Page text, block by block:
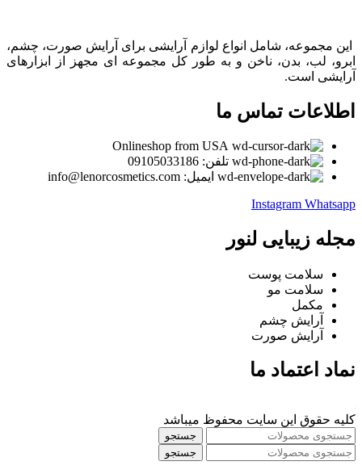
این مجموعه، شامل انواع لوازم آرایشی برای آرایش صورت، چشم،
ابرو، لب، بدن، ناخن و به طور کل مجموعه ای مجهز از ابزارهای
آرایشی است.
اطلاعات تماس ما
Onlineshop from USA
تلفن: 09105033186
ایمیل: info@lenorcosmetics.com
Instagram Whatsapp
مجله زیبایی لنور
سلامت پوست
سلامت مو
مکمل
آرایش چشم
آرایش صورت
نماد اعتماد ما
کلیه حقوق این سایت محفوظ میباشد
جستجو
جستجو